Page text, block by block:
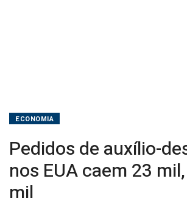
ECONOMIA
Pedidos de auxílio-
nos EUA caem 23